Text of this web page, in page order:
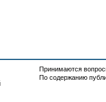
Принимаются
По содержанию